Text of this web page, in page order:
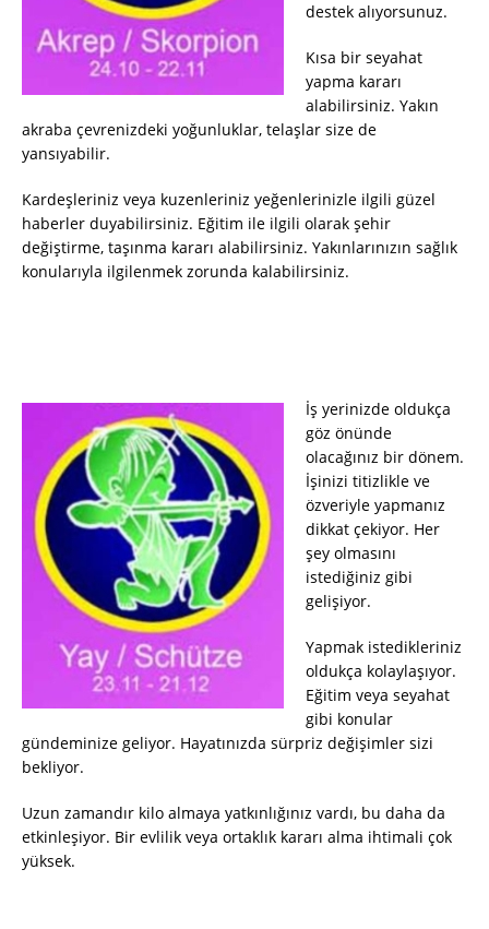
destek alıyorsunuz.
Kısa bir seyahat
yapma kararı
alabilirsiniz. Yakın
akraba çevrenizdeki yoğunluklar, telaşlar size de
yansıyabilir.
Kardeşleriniz veya kuzenleriniz yeğenlerinizle ilgili güzel
haberler duyabilirsiniz. Eğitim ile ilgili olarak şehir
değiştirme, taşınma kararı alabilirsiniz. Yakınlarınızın sağlık
konularıyla ilgilenmek zorunda kalabilirsiniz.
İş yerinizde oldukça
göz önünde
olacağınız bir dönem.
İşinizi titizlikle ve
özveriyle yapmanız
dikkat çekiyor. Her
şey olmasını
istediğiniz gibi
gelişiyor.
Yapmak istedikleriniz
oldukça kolaylaşıyor.
Eğitim veya seyahat
gibi konular
gündeminize geliyor. Hayatınızda sürpriz değişimler sizi
bekliyor.
Uzun zamandır kilo almaya yatkınlığınız vardı, bu daha da
etkinleşiyor. Bir evlilik veya ortaklık kararı alma ihtimali çok
yüksek.